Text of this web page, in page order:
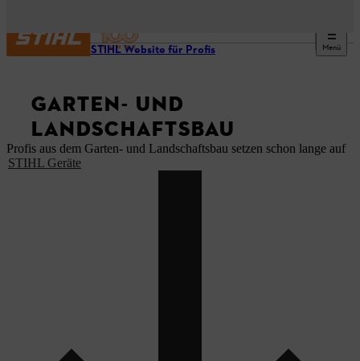
Menü
Unsere STIHL Website für Profis
GARTEN- UND
LANDSCHAFTSBAU
Profis aus dem Garten- und Landschaftsbau setzen schon lange auf
STIHL Geräte